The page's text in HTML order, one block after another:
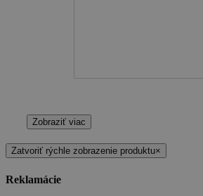
Zobraziť viac
Zatvoriť rýchle zobrazenie produktu×
Reklamácie